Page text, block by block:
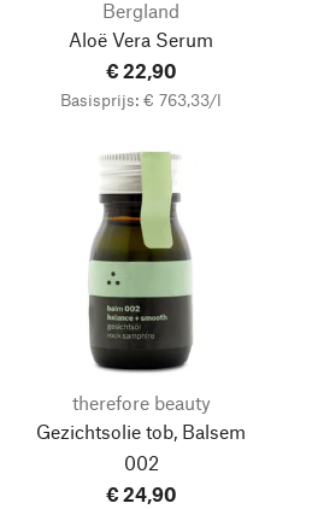
Bergland
Aloë Vera Serum
€ 22,90
Basisprijs: € 763,33/l
therefore beauty
Gezichtsolie tob, Balsem
002
€ 24,90